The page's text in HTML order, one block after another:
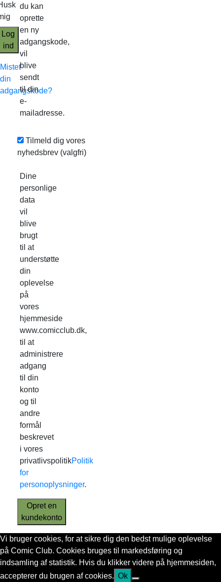
Log
ind
Mistet
din
adgangskode?
du kan
oprette
en ny
adgangskode,
vil
blive
sendt
til din
e-
mailadresse.
Tilmeld dig vores
nyhedsbrev (valgfri)
Dine
personlige
data
vil
blive
brugt
til at
understøtte
din
oplevelse
på
vores
hjemmeside
www.comicclub.dk,
til at
administrere
adgang
til din
konto
og til
andre
formål
beskrevet
i vores
privatlivspolitikPolitik
for
personoplysninger.
Opret en
kundekonto
Vi bruger cookies, for at sikre dig den bedst mulige oplevelse
på Comic Club. Cookies bruges til markedsføring og
indsamling af statistik. Hvis du klikker videre på hjemmesiden,
accepterer du brugen af cookies. Ok